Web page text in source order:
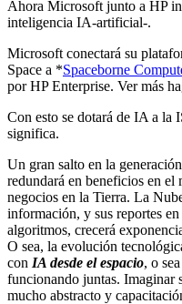
Ahora Microsoft junto a HP
inteligencia IA-artificial-.
Microsoft conectará su
Space a *Spaceborne
por HP Enterprise. Ver más
Con esto se dotará de IA a la
significa.
Un gran salto en la
redundará en beneficios en
negocios en la Tierra. La
información, y sus reportes
algoritmos, crecerá
O sea, la evolución
con IA desde el espacio, o
funcionando juntas. Imaginar
mucho abstracto y